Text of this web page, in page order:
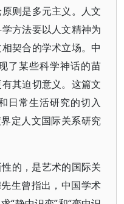
则是多元主义。人文
方法要以人文精神为
契合的学术立场。中
了某些科学神话的苗
其迫切意义。这篇文
日常生活研究的切入
定人文国际关系研究
的，是艺术的国际关
生曾指出，中国学术